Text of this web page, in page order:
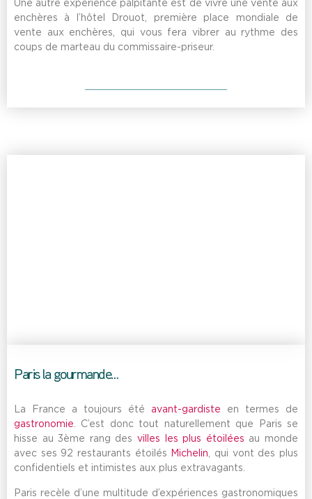
Une autre expérience palpitante est de vivre une vente aux
enchères à l’hôtel Drouot, première place mondiale de
vente aux enchères, qui vous fera vibrer au rythme des
coups de marteau du commissaire-priseur.
Paris la gourmande…
La France a toujours été avant-gardiste en termes de
gastronomie. C’est donc tout naturellement que Paris se
hisse au 3ème rang des villes les plus étoilées au monde
avec ses 92 restaurants étoilés
Michelin, qui vont des plus
confidentiels et intimistes aux plus extravagants.
Paris recèle d’une multitude d’expériences gastronomiques